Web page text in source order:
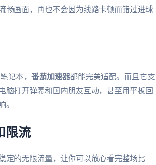
畅画面，再也不会因为线路卡顿而错过进球
记本， 番茄加速器都能完美适配。而且它支
打开弹幕和国内朋友互动，甚至用平板回
。
限流
定的无限流量，让你可以放心看完整场比